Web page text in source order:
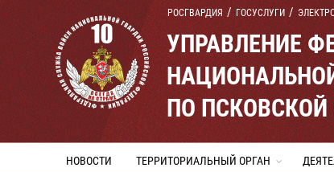
РОСГВАРДИЯ ГОСУСЛУГИ
УПРАВЛЕНИЕ
ПО ПСКОВСКОЙ
НОВОСТИ ТЕРРИТОРИАЛЬНЫЙ ОРГАН